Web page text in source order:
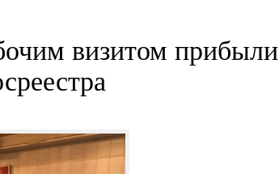
визитом прибыли